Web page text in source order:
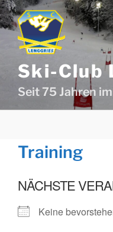
Zum
Inhalt
springen
Ski-Club
Seit 75 Jahren
Training
NÄCHSTE
Keine